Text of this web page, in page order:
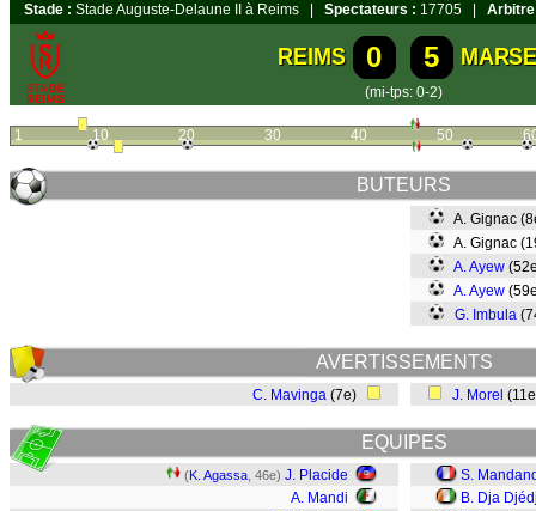
Stade : Stade Auguste-Delaune II à Reims | Spectateurs : 17705 |
REIMS 0 5
(mi-tps: 0-2)
1 10 20 30 40 50
BUTEURS
A. Gignac
A. Gignac
A. Ayew
A. Ayew
G. Imbula
AVERTISSEMENTS
C. Mavinga (7e) J. Morel
EQUIPES
(K. Agassa , 46e) J. Placide
A. Mandi
S.
B. Dja